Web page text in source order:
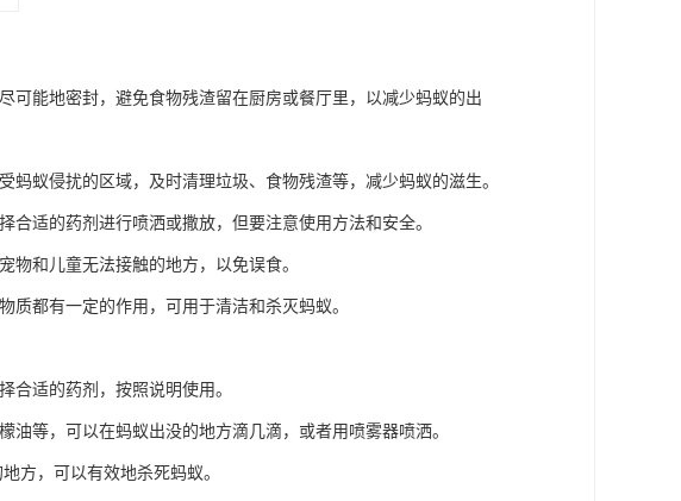
可能地密封，避免食物残渣留在厨房或餐厅里，以减少蚂蚁的出
蚁侵扰的区域，及时清理垃圾、食物残渣等，减少蚂蚁的滋生。
适的药剂进行喷洒或撒放，但要注意使用方法和安全。
物和儿童无法接触的地方，以免误食。
都有一定的作用，可用于清洁和杀灭蚂蚁。
合适的药剂，按照说明使用。
等，可以在蚂蚁出没的地方滴几滴，或者用喷雾器喷洒。
方，可以有效地杀死蚂蚁。